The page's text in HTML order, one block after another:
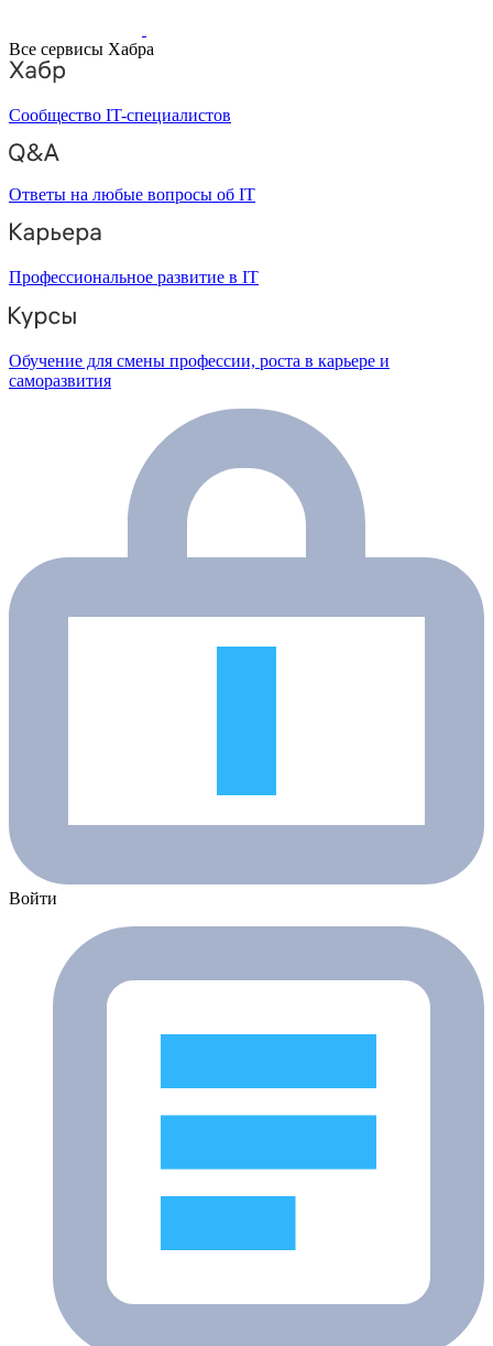
Все сервисы Хабра
Сообщество IT-специалистов
Ответы на любые вопросы об IT
Профессиональное развитие в IT
Обучение для смены профессии, роста в карьере и
саморазвития
Войти